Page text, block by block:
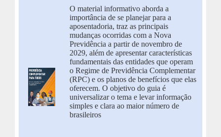
O material informativo aborda a
importância de se planejar para a
aposentadoria, traz as principais
mudanças ocorridas com a Nova
Previdência a partir de novembro de
2029, além de apresentar características
fundamentais das entidades que operam
o Regime de Previdência Complementar
(RPC) e os planos de benefícios que elas
oferecem. O objetivo do guia é
universalizar o tema e levar informação
simples e clara ao maior número de
brasileiros